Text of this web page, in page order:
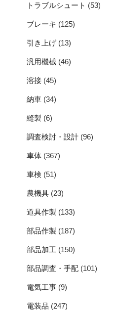
トラブルシュート (53)
ブレーキ (125)
引き上げ (13)
汎用機械 (46)
溶接 (45)
納車 (34)
縫製 (6)
調査検討・設計 (96)
車体 (367)
車検 (51)
農機具 (23)
道具作製 (133)
部品作製 (187)
部品加工 (150)
部品調査・手配 (101)
電気工事 (9)
電装品 (247)